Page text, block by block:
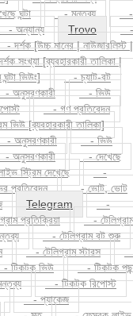
- অন্যান্য Trovo
-
দর্শক [উচ্চ মানের | নাউজারলিস্ট |
সংখ্যা [ব্যবহারকারী তালিকা |
ভিউং]
- চ্যাট-বট
অনুসরণকারী
- ভিউ
- গণ প্রতিবেদন
[ব্যবহারকারী তালিকা]
অনুসরণকারী
- ভিউ
অনুসরণকারী
- দেখেছে
স্ট্রিম দেখেছে
-
- ভোট, ভোট
Telegram
-
প্রতিক্রিয়া
- টেলিগ্রাম
- টেলিগ্রাম বট শুরু
- টেলিগ্রাম স্টারস
ভিউ
- টিকটক
- টিকটক রিপোস্ট
- প্যাকেজ
- মত
- ফেসবুক লাইভ